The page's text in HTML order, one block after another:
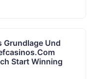
Grundlage Und
Start Winning